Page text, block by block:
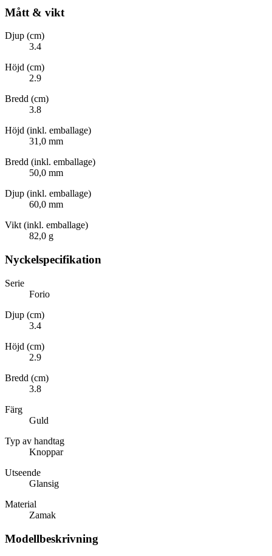
Mått & vikt
Djup (cm)
3.4
Höjd (cm)
2.9
Bredd (cm)
3.8
Höjd (inkl. emballage)
31,0 mm
Bredd (inkl. emballage)
50,0 mm
Djup (inkl. emballage)
60,0 mm
Vikt (inkl. emballage)
82,0 g
Nyckelspecifikation
Serie
Forio
Djup (cm)
3.4
Höjd (cm)
2.9
Bredd (cm)
3.8
Färg
Guld
Typ av handtag
Knoppar
Utseende
Glansig
Material
Zamak
Modellbeskrivning